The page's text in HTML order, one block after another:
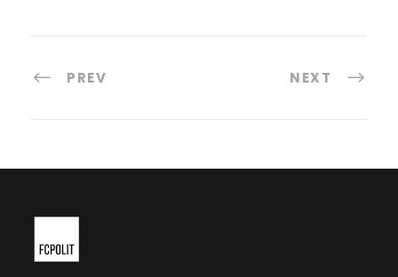
PREV NEXT